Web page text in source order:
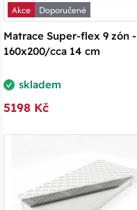
Akce
Doporučené
Matrace Super-flex 9 zón -
160x200/cca 14 cm
skladem
5198 Kč